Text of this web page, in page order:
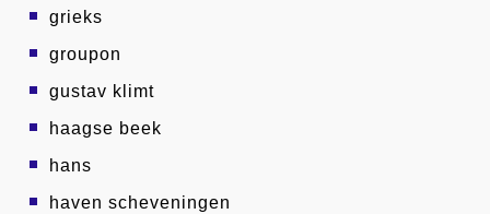
grieks
groupon
gustav klimt
haagse beek
hans
haven scheveningen